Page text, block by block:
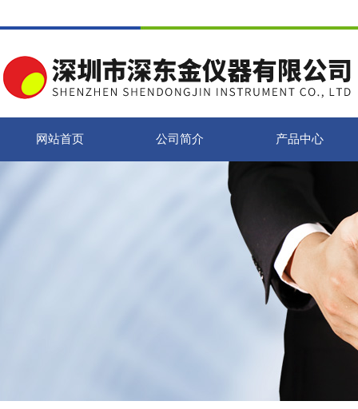
网站首页 公司简介 产品中心